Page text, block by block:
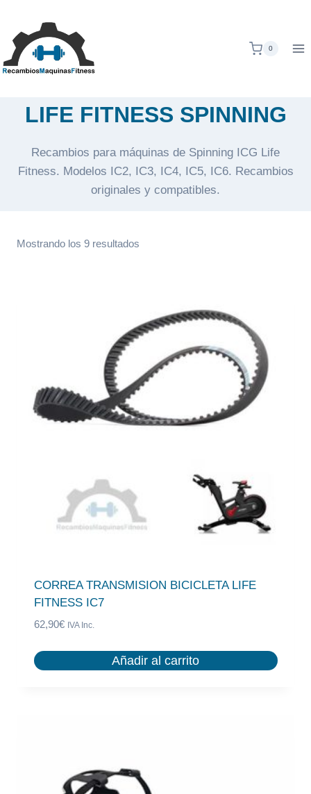
contenido
0
LIFE FITNESS SPINNING
Recambios para máquinas de Spinning ICG Life
Fitness. Modelos IC2, IC3, IC4, IC5, IC6. Recambios
originales y compatibles.
Mostrando los 9 resultados
CORREA TRANSMISION BICICLETA LIFE
FITNESS IC7
62,90€ IVA Inc.
Añadir al carrito